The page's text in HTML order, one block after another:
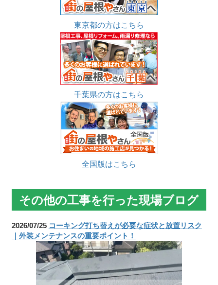
東京都の方はこちら
千葉県の方はこちら
全国版はこちら
その他の工事を行った現場ブログ
2026/07/25 コーキング打ち替えが必要な症状と放置リスク
｜外装メンテナンスの重要ポイント！